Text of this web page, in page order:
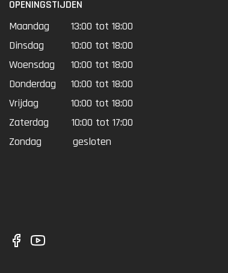
OPENINGSTIJDEN
Maandag
13:00 tot 18:00
Dinsdag
10:00 tot 18:00
Woensdag
10:00 tot 18:00
Donderdag
10:00 tot 18:00
Vrijdag
10:00 tot 18:00
Zaterdag
10:00 tot 17:00
Zondag
gesloten